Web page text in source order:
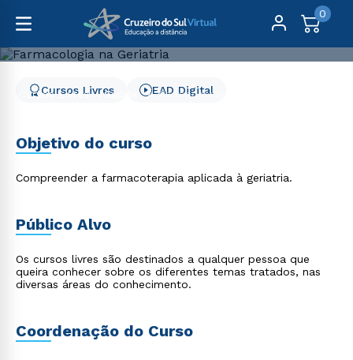
0
Cursos Livres Saúde Farmacologia na Geriatria
Cursos Livres EAD Digital
Objetivo do curso
Compreender a farmacoterapia aplicada à geriatria.
Público Alvo
Os cursos livres são destinados a qualquer pessoa que
queira conhecer sobre os diferentes temas tratados, nas
diversas áreas do conhecimento.
Coordenação do Curso